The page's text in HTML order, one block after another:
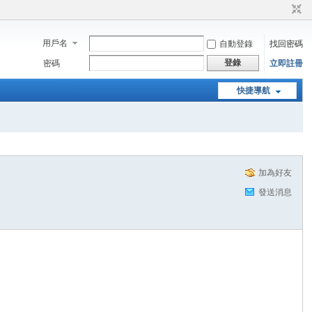
用戶名 自動登錄
找回密碼
密碼
登錄 立即註冊
快捷導航
加為好友
發送消息